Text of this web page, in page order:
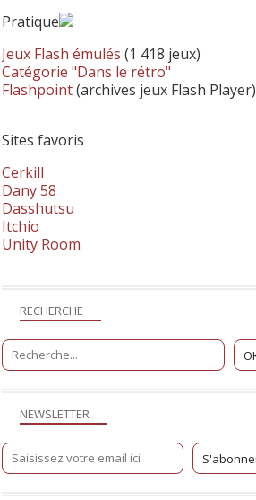
NEWSLETTER
RECHERCHE
Pratique
Jeux Flash émulés (1 418 jeux)
Catégorie "Dans le rétro"
Flashpoint(archives jeux Flash Player)
Sites favoris
Cerkill
Dany 58
Dasshutsu
Itchio
Unity Room